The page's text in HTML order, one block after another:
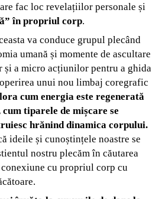
fac loc revelațiilor personale și
în propriul corp.
va conduce grupul plecând
umană și momente de ascultare
a micro acțiunilor pentru a ghida
unui nou limbaj coregrafic
cum energia este regenerată
tiparele de mișcare se
hrănind dinamica corpului.
ideile și cunoștințele noastre se
nostru plecăm în căutarea
cu propriul corp cu